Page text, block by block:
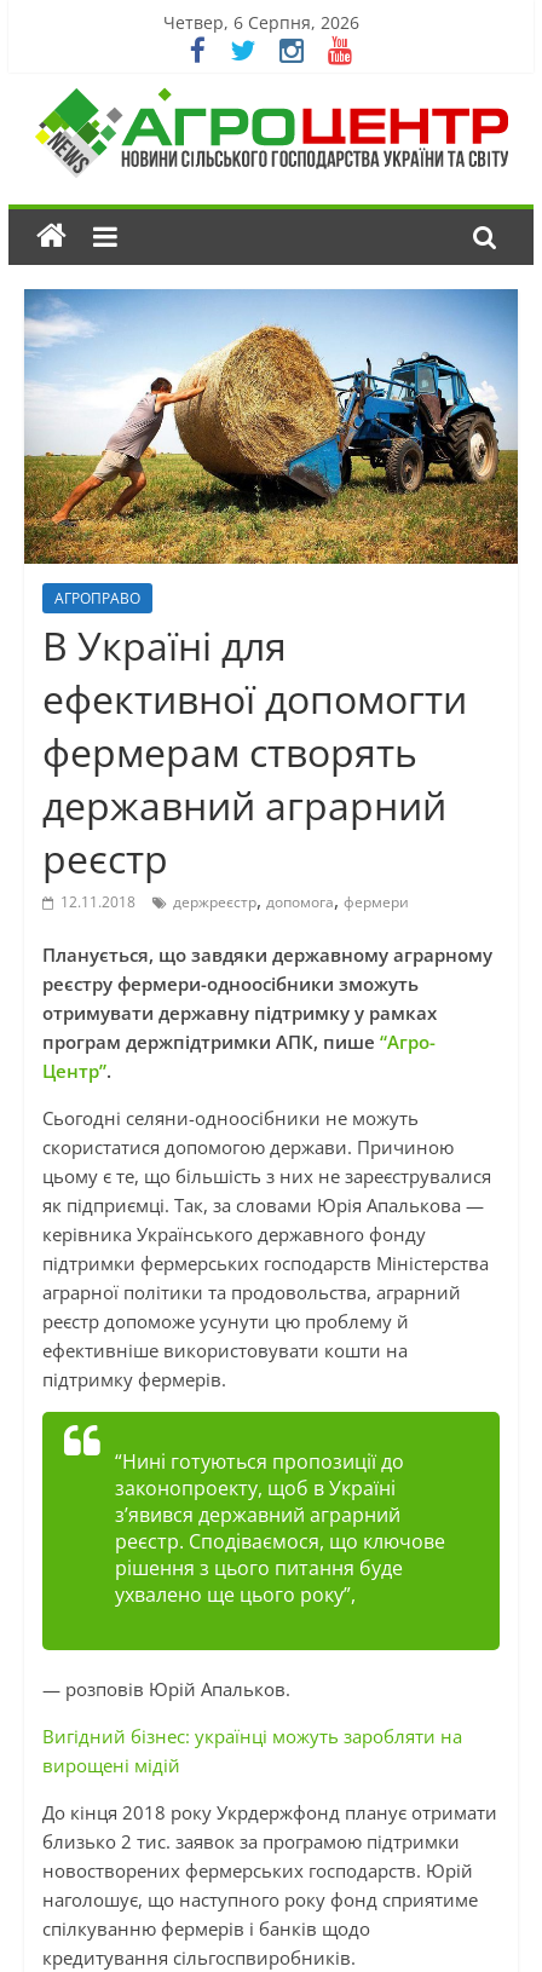
Четвер, 6 Серпня, 2026
АГРОПРАВО
В Україні для
ефективної допомогти
фермерам створять
державний аграрний
реєстр
12.11.2018 держреєстр, допомога, фермери
Планується, що завдяки державному аграрному
реєстру фермери-одноосібники зможуть
отримувати державну підтримку у рамках
програм держпідтримки АПК, пише “Агро-
Центр”.
Сьогодні селяни-одноосібники не можуть
скористатися допомогою держави. Причиною
цьому є те, що більшість з них не зареєструвалися
як підприємці. Так, за словами Юрія Апалькова —
керівника Українського державного фонду
підтримки фермерських господарств Міністерства
аграрної політики та продовольства, аграрний
реєстр допоможе усунути цю проблему й
ефективніше використовувати кошти на
підтримку фермерів.
“Нині готуються пропозиції до
законопроекту, щоб в Україні
з’явився державний аграрний
реєстр. Сподіваємося, що ключове
рішення з цього питання буде
ухвалено ще цього року”,
— розповів Юрій Апальков.
Вигідний бізнес: українці можуть заробляти на
вирощені мідій
До кінця 2018 року Укрдержфондпланує отримати
близько 2 тис. заявок за програмою підтримки
новостворених фермерських господарств. Юрій
наголошує, що наступного року фонд сприятиме
спілкуванню фермерів і банків щодо
кредитування сільгоспвиробників.